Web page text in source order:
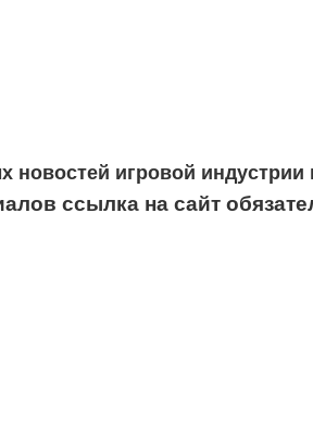
игровой
ссылка на сайт